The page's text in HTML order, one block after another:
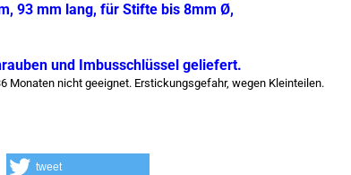
93 mm lang, für Stifte bis 8mm Ø,
und Imbusschlüssel geliefert.
Monaten nicht geeignet. Erstickungsgefahr, wegen Kleinteilen.
tweet